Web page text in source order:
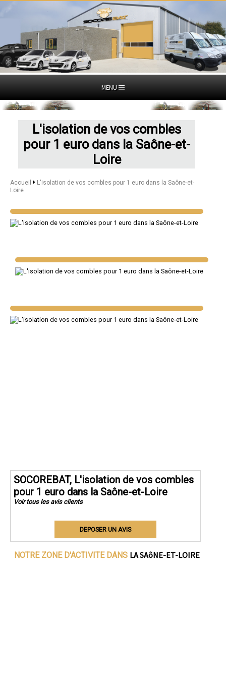
MENU
L'isolation de vos combles
pour 1 euro dans la Saône-et-
Loire
Accueil
L'isolation de vos combles pour 1 euro dans la Saône-et-
Loire
SOCOREBAT, L'isolation de vos combles
pour 1 euro dans la Saône-et-Loire
Voir tous les avis clients
DEPOSER UN AVIS
NOTRE ZONE D'ACTIVITE DANS LA SAôNE-ET-LOIRE